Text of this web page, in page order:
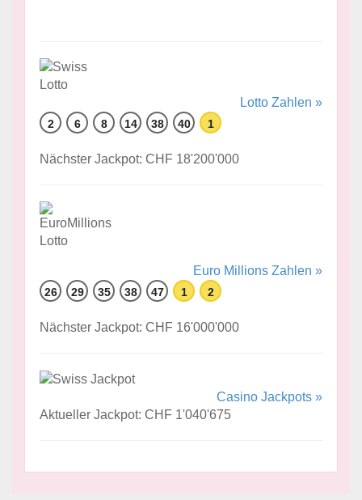
Lotto Zahlen »
2 6 8 14 38 40 1
Nächster Jackpot: CHF 18'200'000
Euro Millions Zahlen »
26 29 35 38 47 1 2
Nächster Jackpot: CHF 16'000'000
Casino Jackpots »
Aktueller Jackpot: CHF 1'040'675